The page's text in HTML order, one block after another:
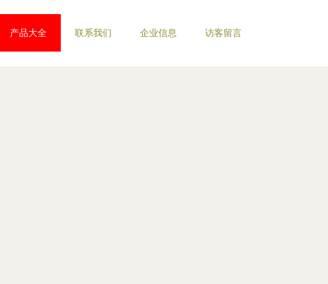
产品大全 联系我们 企业信息 访客留言